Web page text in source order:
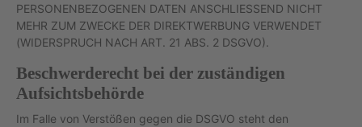
PERSONENBEZOGENEN DATEN ANSCHLIESSEND NICHT
MEHR ZUM ZWECKE DER DIREKTWERBUNG VERWENDET
(WIDERSPRUCH NACH ART. 21 ABS. 2 DSGVO).
Beschwerderecht bei der zuständigen
Aufsichtsbehörde
Im Falle von Verstößen gegen die DSGVO steht den